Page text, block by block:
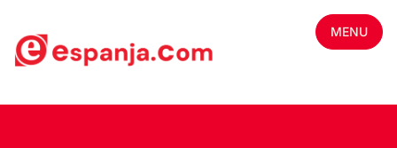
MENU